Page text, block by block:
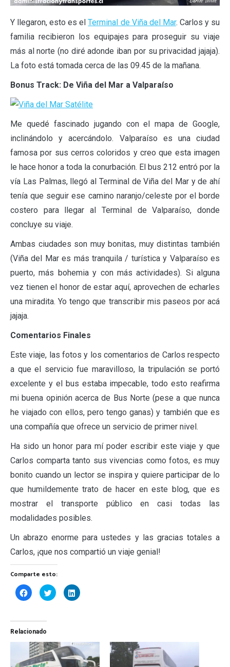
Y llegaron, esto es elTerminal de Viña del Mar. Carlos y su
familia recibieron los equipajes para proseguir su viaje
más al norte (no diré adonde iban por su privacidad jajaja).
La foto está tomada cerca de las 09.45 de la mañana.
Bonus Track: De Viña del Mar a Valparaíso
Me quedé fascinado jugando con el mapa de Google,
inclinándolo y acercándolo. Valparaíso es una ciudad
famosa por sus cerros coloridos y creo que esta imagen
le hace honor a toda la conurbación. El bus 212 entró por la
vía Las Palmas, llegó al Terminal de Viña del Mar y de ahí
tenía que seguir ese camino naranjo/celeste por el borde
costero para llegar al Terminal de Valparaíso, donde
concluye su viaje.
Ambas ciudades son muy bonitas, muy distintas también
(Viña del Mar es más tranquila / turística y Valparaíso es
puerto, más bohemia y con más actividades). Si alguna
vez tienen el honor de estar aquí, aprovechen de echarles
una miradita. Yo tengo que transcribir mis paseos por acá
jajaja.
Comentarios Finales
Este viaje, las fotos y los comentarios de Carlos respecto
a que el servicio fue maravilloso, la tripulación se portó
excelente y el bus estaba impecable, todo esto reafirma
mi buena opinión acerca de Bus Norte (pese a que nunca
he viajado con ellos, pero tengo ganas) y también que es
una compañía que ofrece un servicio de primer nivel.
Ha sido un honor para mí poder escribir este viaje y que
Carlos comparta tanto sus vivencias como fotos, es muy
bonito cuando un lector se inspira y quiere participar de lo
que humildemente trato de hacer en este blog, que es
mostrar el transporte público en casi todas las
modalidades posibles.
Un abrazo enorme para ustedes y las gracias totales a
Carlos, ¡que nos compartió un viaje genial!
Comparte esto:
Haz
clic
Facebook
abre
en
una
ventana
nueva)
Haz
clic
en
una
ventana
nueva)
Haz
clic
en
una
ventana
nueva)
Relacionado